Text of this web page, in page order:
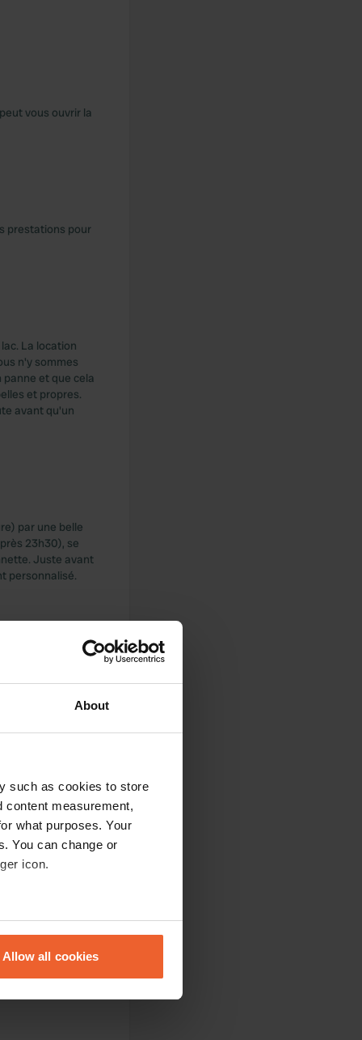
About
such as cookies to store
content measurement,
what purposes. Your
You can change or
icon.
meters
our traffic. We also share
may combine it with
Allow all cookies
vous ouvrir la
prestations pour
La location
n'y sommes
et que cela
et propres.
avant qu'un
par une belle
23h30), se
Juste avant
personnalisé.